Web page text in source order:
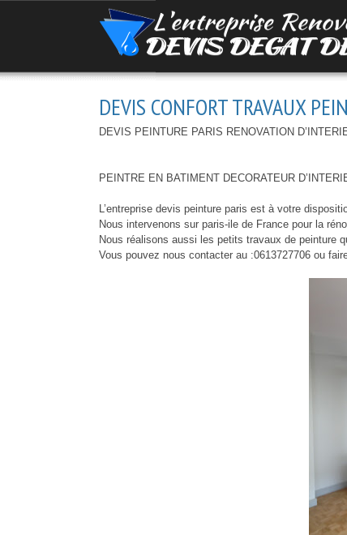
DEVIS CONFORT TRAVAUX
DEVIS PEINTURE PARIS RENOVATION
PEINTRE EN BATIMENT DECORATEUR
L’entreprise devis peinture paris est à votre
Nous intervenons sur paris-ile de France pour la
Nous réalisons aussi les petits travaux de peinture
Vous pouvez nous contacter au :0613727706 ou